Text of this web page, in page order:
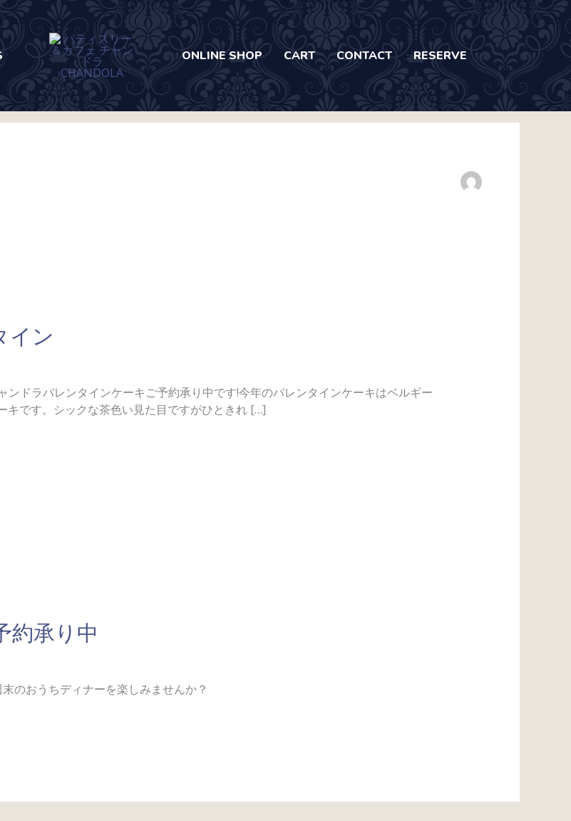
ONLINE SHOP CART CONTACT RESERVE
イン
ドラバレンタインケーキご予約承り中です!今年のバレンタインケーキはベルギー
キです。シックな茶色い見た目ですがひときれ […]
約承り中
のおうちディナーを楽しみませんか？